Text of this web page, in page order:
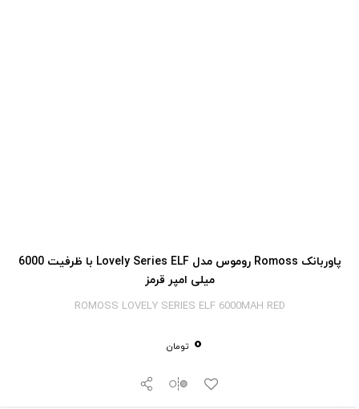
پاوربانک Romoss روموس مدل Lovely Series ELF با ظرفیت 6000
میلی امپر قرمز
ROMOSS LOVELY SERIES ELF 6000MAH RED
0 تومان